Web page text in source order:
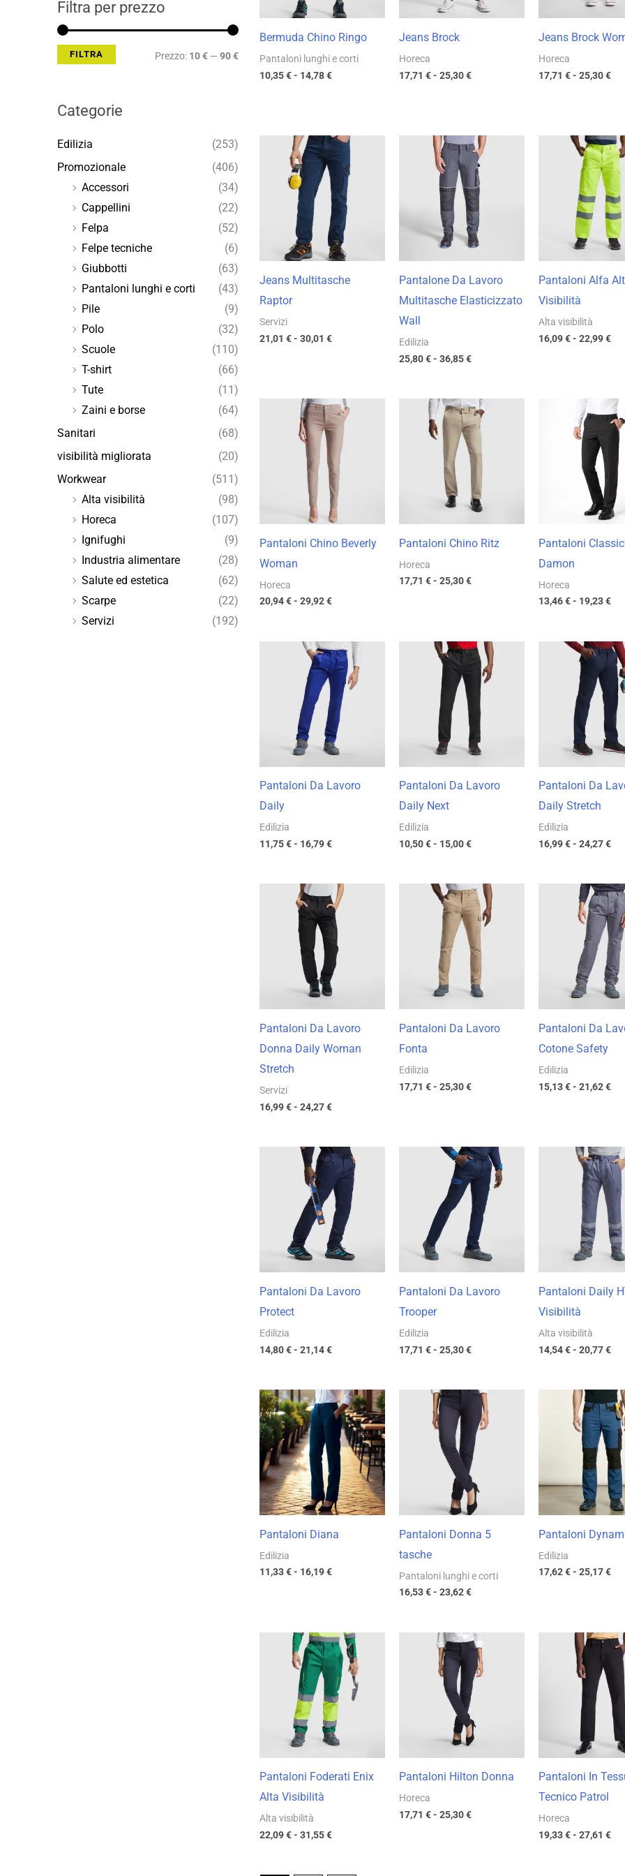
Filtra per prezzo
FILTRA Prezzo: 10 €— 90 €
Categorie
Edilizia
(253)
Promozionale
(406)
Accessori
(34)
Cappellini
(22)
Felpa
(52)
Felpe tecniche
(6)
Giubbotti
(63)
Pantaloni lunghi e corti
(43)
Pile
(9)
Polo
(32)
Scuole
(110)
T-shirt
(66)
Tute
(11)
Zaini e borse
(64)
Sanitari
(68)
visibilità migliorata
(20)
Workwear
(511)
Alta visibilità
(98)
Horeca
(107)
Ignifughi
(9)
Industria alimentare
(28)
Salute ed estetica
(62)
Scarpe
(22)
Servizi
(192)
Bermuda Chino Ringo
Pantaloni lunghi e corti
10,35€- 14,78€
Jeans Brock
Horeca
17,71 €- 25,30€
Jeans Brock
Horeca
17,71 €- 25,30€
Jeans Multitasche
Raptor
Servizi
21,01 €- 30,01 €
Fascia
prezzo:
21,01 €
a
30,01 €
Pantalone Da Lavoro
Multitasche Elasticizzato
Wall
Edilizia
25,80€- 36,85€
Fascia
di
prezzo:
da
25,80 €
a
36,85 €
Pantaloni Alfa
Visibilità
Alta visibilità
16,09€- 22,99€
di
a
Pantaloni Chino Beverly
Woman
Horeca
20,94€- 29,92€
Fascia
di
prezzo:
20,94 €
a
29,92 €
Pantaloni Chino Ritz
Horeca
17,71 €- 25,30€
Fascia
di
prezzo:
17,71 €
a
Pantaloni
Damon
Horeca
13,46€- 19,23€
di
da
Pantaloni Da Lavoro
Daily
Edilizia
11,75€- 16,79€
Fascia
di
prezzo:
11,75 €
16,79 €
Pantaloni Da Lavoro
Daily Next
Edilizia
10,50€- 15,00€
Fascia
di
prezzo:
da
10,50 €
15,00 €
Pantaloni Da
Daily Stretch
Edilizia
16,99€- 24,27€
di
da
Pantaloni Da Lavoro
Donna Daily Woman
Stretch
Servizi
16,99€- 24,27€
Fascia
di
prezzo:
da
16,99 €
a
24,27 €
Pantaloni Da Lavoro
Fonta
Edilizia
17,71 €- 25,30€
Fascia
di
prezzo:
da
17,71 €
a
25,30 €
Pantaloni Da
Cotone Safety
Edilizia
15,13€- 21,62€
di
da
Pantaloni Da Lavoro
Protect
Edilizia
14,80€- 21,14€
Fascia
di
prezzo:
da
14,80 €
a
21,14 €
Pantaloni Da Lavoro
Trooper
Edilizia
17,71 €- 25,30€
Fascia
di
prezzo:
da
17,71 €
a
25,30 €
Pantaloni Daily
Visibilità
Alta visibilità
14,54€- 20,77€
di
da
Pantaloni Diana
Edilizia
11,33€- 16,19€
Fascia
di
prezzo:
da
11,33 €
16,19 €
Pantaloni Donna 5
tasche
Pantaloni lunghi e corti
16,53€- 23,62€
Fascia
prezzo:
da
16,53 €
a
23,62 €
Pantaloni
Edilizia
17,62€- 25,17€
di
da
Pantaloni Foderati Enix
Alta Visibilità
Alta visibilità
22,09€- 31,55€
Fascia
di
prezzo:
da
22,09 €
a
31,55 €
Pantaloni Hilton Donna
Horeca
17,71 €- 25,30€
Fascia
di
prezzo:
da
17,71 €
a
Pantaloni In
Tecnico Patrol
Horeca
19,33€- 27,61 €
di
a